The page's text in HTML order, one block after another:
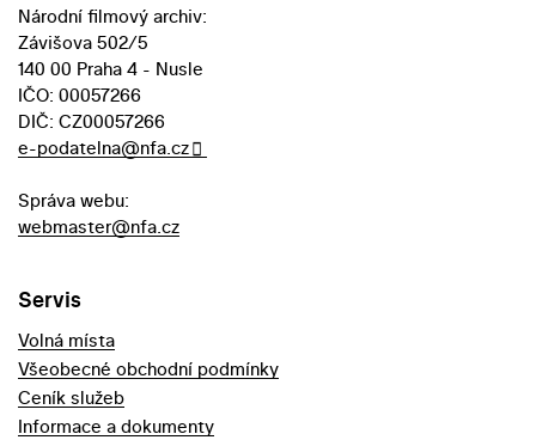
Národní filmový archiv:
Závišova 502/5
140 00 Praha 4 - Nusle
IČO: 00057266
DIČ: CZ00057266
e-podatelna@nfa.cz
Správa webu:
webmaster@nfa.cz
Servis
Volná místa
Všeobecné obchodní podmínky
Ceník služeb
Informace a dokumenty